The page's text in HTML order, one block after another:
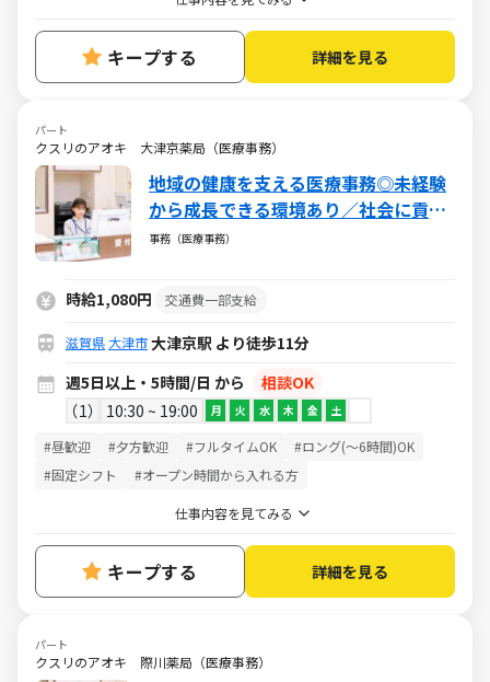
キープする 詳細を見る
パート
クスリのアオキ 大津京薬局（医療事務）
地域の健康を支える医療事務◎未経験
から成長できる環境あり／社会に貢献
できるやりがいある仕事／週5日・1日
事務（医療事務）
時給1,080円 交通費一部支給
滋賀県 大津市大津京駅 より徒歩11分
週5日以上・5時間/日 から
相談OK
1
10:30 ~ 19:00 月 火 水 木 金 土
#昼歓迎 #夕方歓迎 #フルタイムOK
#ロング(～6時間)OK
#固定シフト
#オープン時間から入れる方
仕事内容を見てみる
キープする 詳細を見る
パート
クスリのアオキ 際川薬局（医療事務）